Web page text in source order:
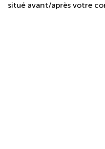
situé avant/après votre